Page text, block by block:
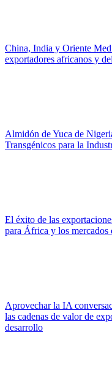
China, India y Oriente
exportadores africanos y
Almidón de Yuca de
Transgénicos para la
El éxito de las
para África y los mercados
Aprovechar la IA
las cadenas de valor de
desarrollo